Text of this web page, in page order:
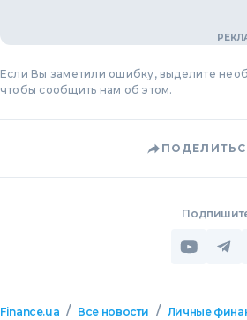
Если Вы заметили ошибку, выделите
чтобы сообщить нам об этом.
Finance.ua / Все новости / Личные